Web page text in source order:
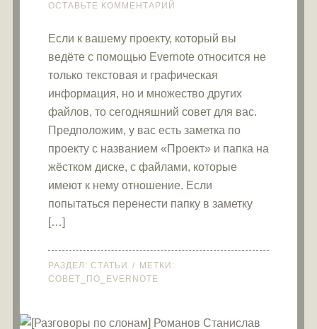
ОСТАВЬТЕ КОММЕНТАРИЙ
Если к вашему проекту, который вы
ведёте с помощью Evernote относится не
только текстовая и графическая
информация, но и множество других
файлов, то сегодняшний совет для вас.
Предположим, у вас есть заметка по
проекту с названием «Проект» и папка на
жёстком диске, с файлами, которые
имеют к нему отношение. Если
попытаться перенести папку в заметку
[…]
РАЗДЕЛ: СТАТЬИ
МЕТКИ:
СОВЕТ_ПО_EVERNOTE